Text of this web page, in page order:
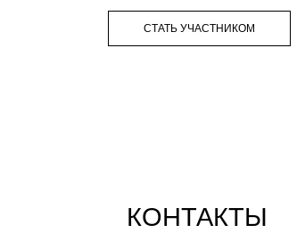
СТАТЬ УЧАСТНИКОМ
КОНТАКТЫ